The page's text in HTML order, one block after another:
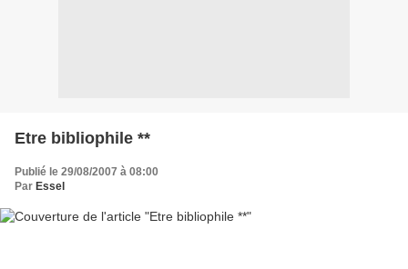
Etre bibliophile **
Publié le 29/08/2007 à 08:00
Par Essel